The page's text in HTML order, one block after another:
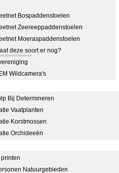
Bospaddenstoelen
Zeereeppaddenstoelen
Moeraspaddenstoelen
deze soort er nog?
Wildcamera's
Bij Determineren
Vaatplanten
Korstmossen
Orchideeën
Natuurgebieden